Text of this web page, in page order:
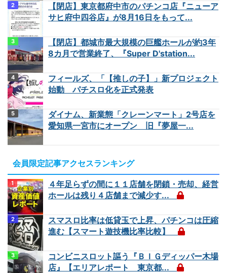
【閉店】東京都府中市のパチンコ店『ニューア
サヒ府中四谷店』が8月16日をもって...
【閉店】都城市最大規模の巨艦ホールが約3年
8カ月で営業終了、『Super D'station...
フィールズ、「【推しの子】」新プロジェクト
始動 パチスロ化を正式発表
ダイナム、新業態「クレーンマート」2号店を
愛知県一宮市にオープン 旧『夢屋一...
会員限定記事アクセスランキング
４年足らずの間に１１店舗を閉鎖・売却、経営
ホールは残り４店舗まで減少す...
スマスロ比率は低貸玉で上昇、パチンコは圧縮
進む【スマート遊技機比率比較】
コンビニスロット謳う『ＢＩＧディッパー木場
店』【エリアレポート 東京都...